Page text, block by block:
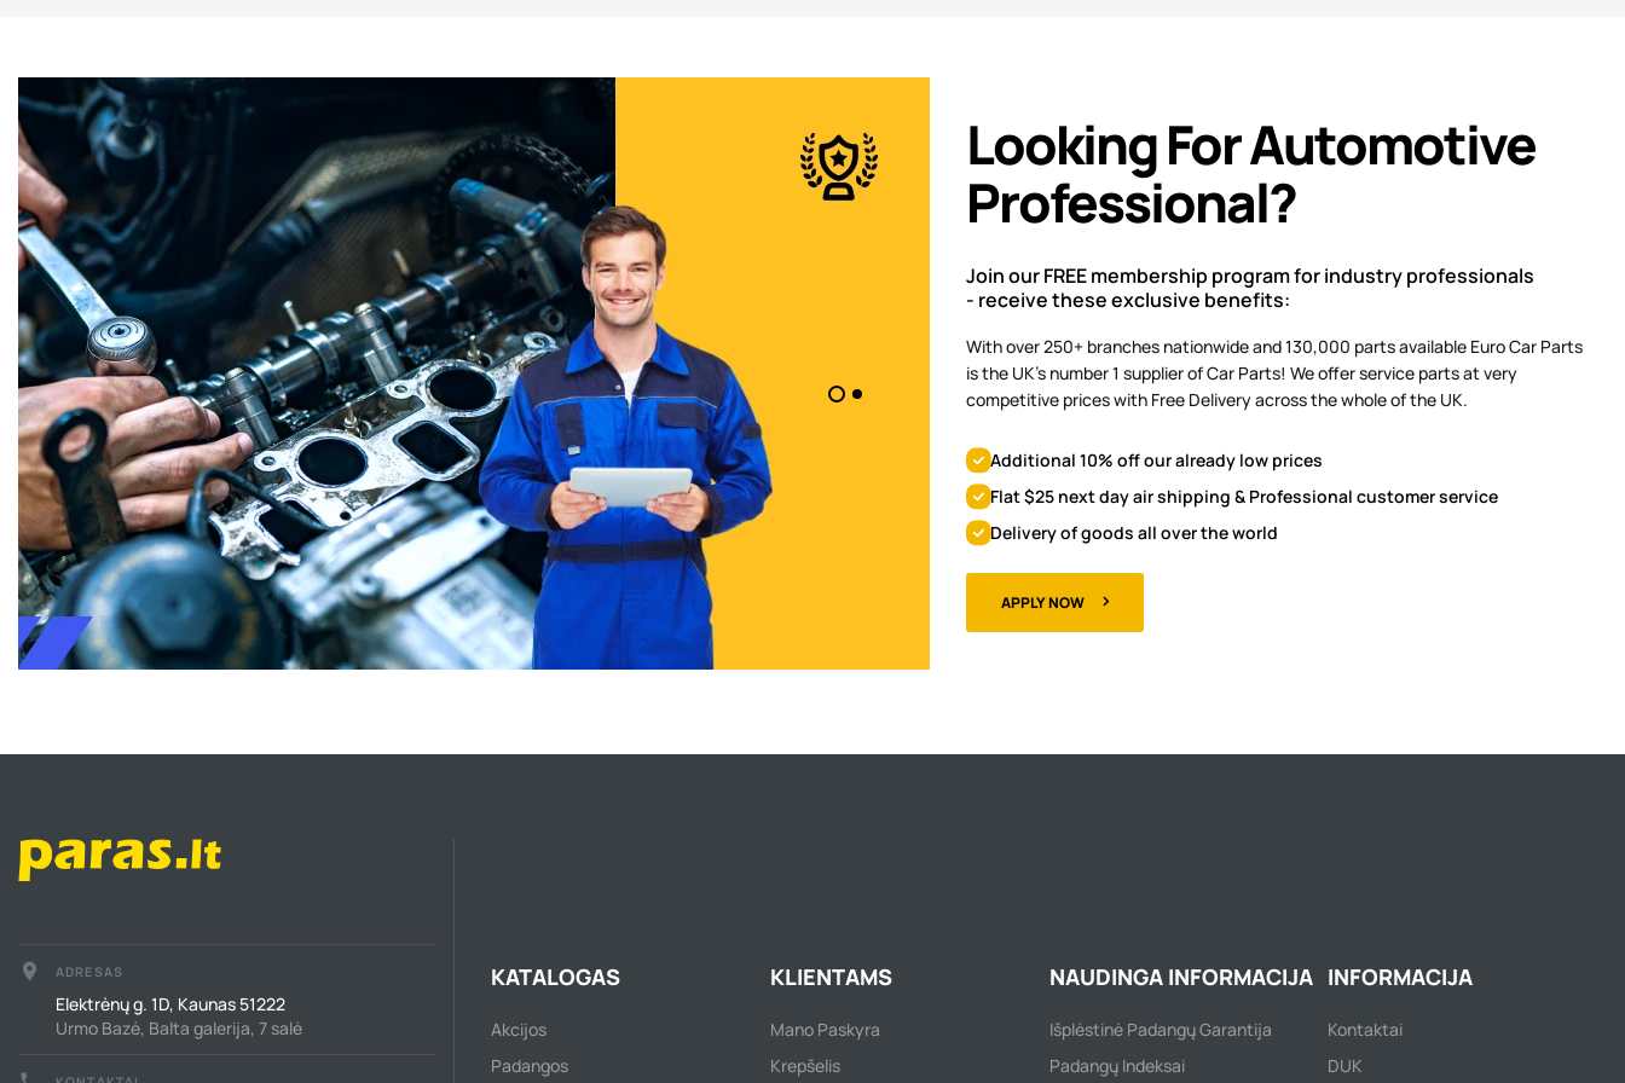
Looking For Automotive
Professional?
Join our FREE membership program for industry professionals
- receive these exclusive benefits:
With over 250+ branches nationwide and 130,000 parts available Euro Car Parts
is the UK's number 1 supplier of Car Parts! We offer service parts at very
competitive prices with Free Delivery across the whole of the UK.
Additional 10% off our already low prices
Flat $25 next day air shipping & Professional customer service
Delivery of goods all over the world
APPLY NOW
place ADRESAS
Elektrėnų g. 1D, Kaunas 51222
Urmo Bazė, Balta galerija, 7 salė
KATALOGAS
Akcijos
Padangos
KLIENTAMS
Mano Paskyra
Krepšelis
NAUDINGA INFORMACIJA
Išplėstinė Padangų Garantija
Padangų Indeksai
INFORMACIJA
Kontaktai
DUK